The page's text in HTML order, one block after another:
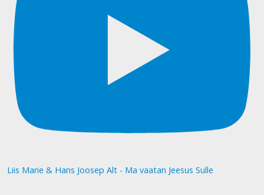
Liis Marie & Hans Joosep Alt - Ma vaatan Jeesus Sulle